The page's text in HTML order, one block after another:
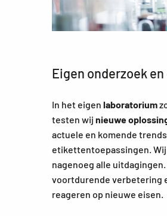
Eigen onderzoek
In het eigen laboratorium
testen wij nieuwe
actuele en komende
etikettentoepassingen.
nagenoeg alle
voortdurende verbetering
reageren op nieuwe eisen.